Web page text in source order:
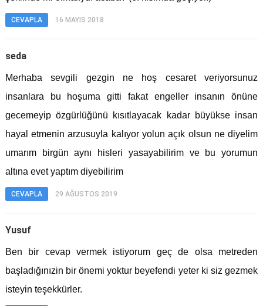
CEVAPLA 16 MAYIS 2018
seda
Merhaba sevgili gezgin ne hoş cesaret veriyorsunuz
insanlara bu hoşuma gitti fakat engeller insanın önüne
gecemeyip özgürlüğünü kısıtlayacak kadar büyükse insan
hayal etmenin arzusuyla kalıyor yolun açık olsun ne diyelim
umarım birgün aynı hisleri yasayabilirim ve bu yorumun
altına evet yaptım diyebilirim
CEVAPLA 29 AĞUSTOS 2019
Yusuf
Ben bir cevap vermek istiyorum geç de olsa metreden
başladığınızin bir önemi yoktur beyefendi yeter ki siz gezmek
isteyin teşekkürler.